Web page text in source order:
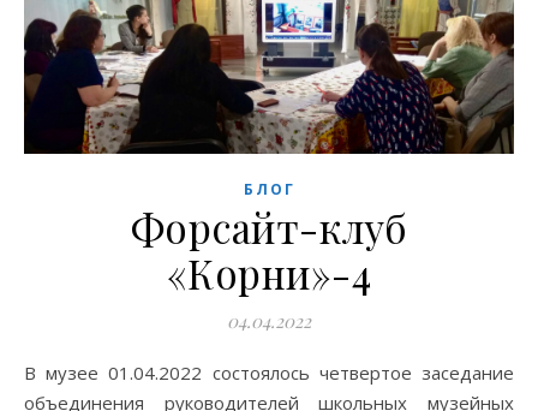
БЛОГ
Форсайт-клуб
«Корни»-4
04.04.2022
В музее 01.04.2022 состоялось четвертое заседание
объединения руководителей школьных музейных